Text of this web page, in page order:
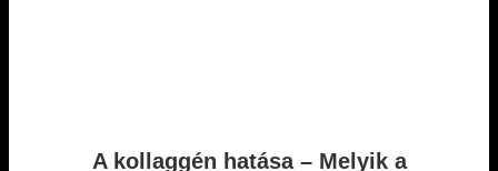
A kollaggén hatása – Melyik a